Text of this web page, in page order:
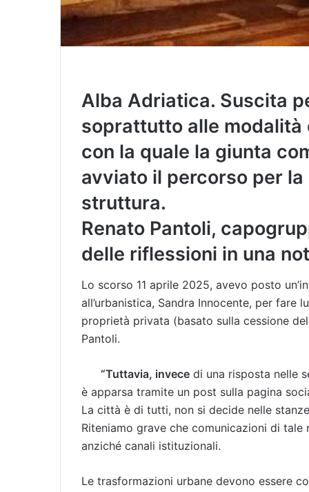
Alba Adriatica. Suscita
soprattutto alle modalità
con la quale la giunta
avviato il percorso per
struttura.
Renato Pantoli,
delle riflessioni in una
Lo scorso 11 aprile 2025, avevo posto
all’urbanistica, Sandra Innocente, per fare
proprietà privata (basato sulla cessione
Pantoli.
“Tuttavia, invece di una risposta nelle
è apparsa tramite un post sulla pagina
La città è di tutti, non si decide nelle
Riteniamo grave che comunicazioni di
anziché canali istituzionali.
Le trasformazioni urbane devono essere